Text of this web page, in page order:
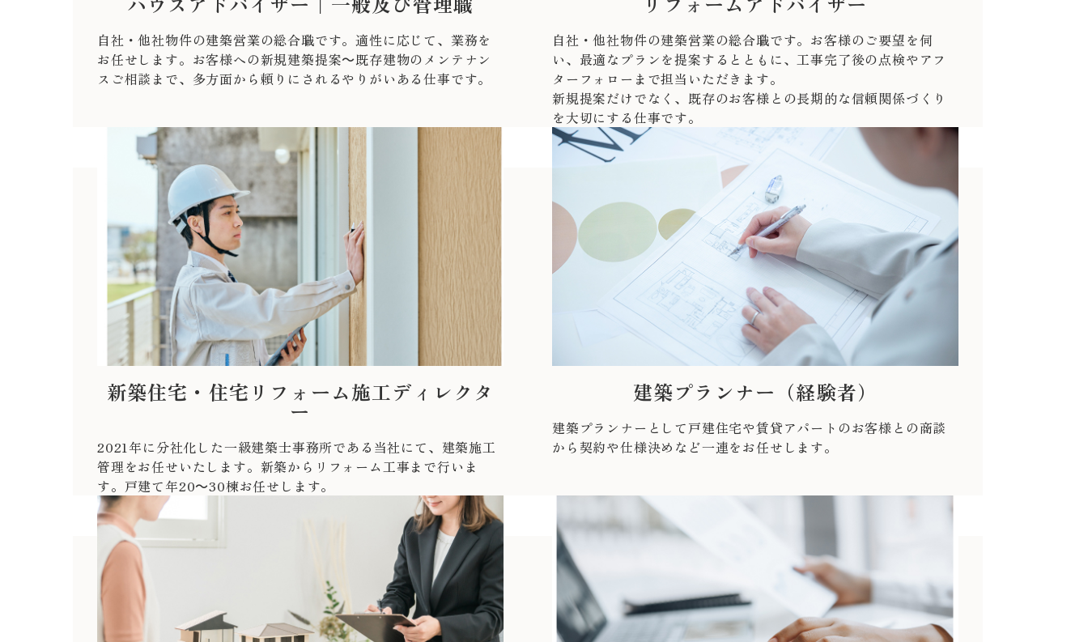
自社・他社物件の建築営業の総合職です。適性に応じて、業務を
お任せします。お客様への新規建築提案～既存建物のメンテナン
スご相談まで、多方面から頼りにされるやりがいある仕事です。
自社・他社物件の建築営業の総合職です。お客様のご要望を伺
い、最適なプランを提案するとともに、工事完了後の点検やアフ
ターフォローまで担当いただきます。
新規提案だけでなく、既存のお客様との長期的な信頼関係づくり
を大切にする仕事です。
新築住宅・住宅リフォーム施工ディレクタ
ー
2021年に分社化した一級建築士事務所である当社にて、建築施工
管理をお任せいたします。新築からリフォーム工事まで行いま
す。戸建て年20～30棟お任せします。
建築プランナー（経験者）
建築プランナーとして戸建住宅や賃貸アパートのお客様との商談
から契約や仕様決めなど一連をお任せします。